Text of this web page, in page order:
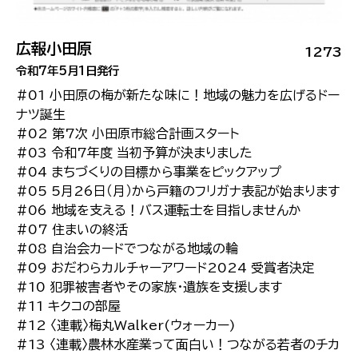
1273
広報小田原
令和7年5月1日発行
#01 小田原の梅が新たな味に！地域の魅力を広げるドー
ナツ誕生
#02 第7次 小田原市総合計画スタート
#03 令和7年度 当初予算が決まりました
#04 まちづくりの目標から事業をピックアップ
#05 5月26日（月）から戸籍のフリガナ表記が始まります
#06 地域を支える！バス運転士を目指しませんか
#07 住まいの終活
#08 自治会カードでつながる地域の輪
#09 おだわらカルチャーアワード2024 受賞者決定
#10 犯罪被害者やその家族・遺族を支援します
#11 キクコの部屋
#12 〈連載〉梅丸Walker(ウォーカー)
#13 〈連載〉農林水産業って面白い！つながる若者のチカ